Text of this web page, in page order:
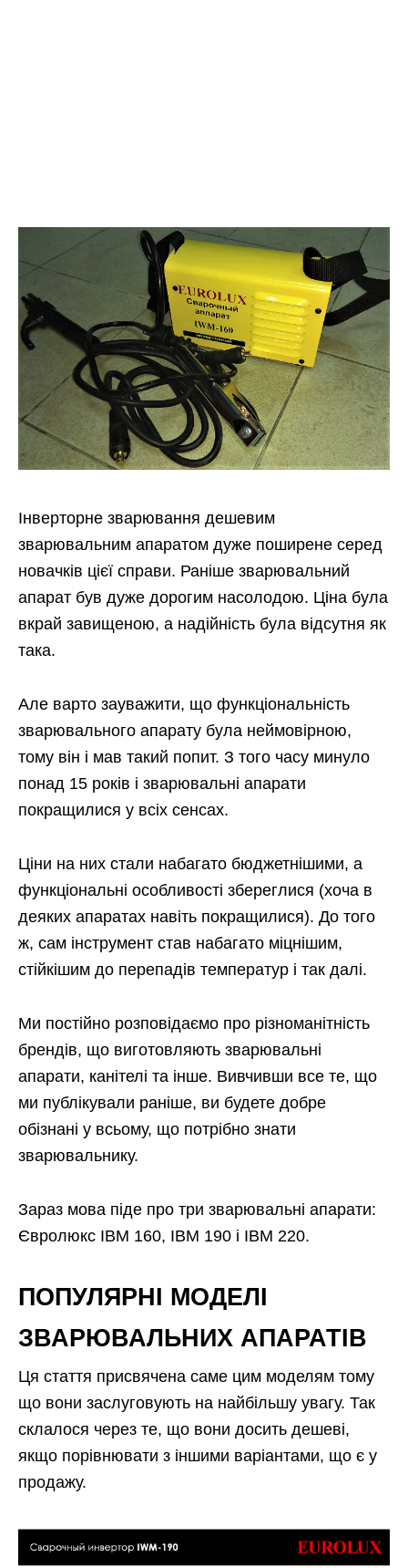
Інверторне зварювання дешевим
зварювальним апаратом дуже поширене серед
новачків цієї справи. Раніше зварювальний
апарат був дуже дорогим насолодою. Ціна була
вкрай завищеною, а надійність була відсутня як
така.
Але варто зауважити, що функціональність
зварювального апарату була неймовірною,
тому він і мав такий попит. З того часу минуло
понад 15 років і зварювальні апарати
покращилися у всіх сенсах.
Ціни на них стали набагато бюджетнішими, а
функціональні особливості збереглися (хоча в
деяких апаратах навіть покращилися). До того
ж, сам інструмент став набагато міцнішим,
стійкішим до перепадів температур і так далі.
Ми постійно розповідаємо про різноманітність
брендів, що виготовляють зварювальні
апарати, канітелі та інше. Вивчивши все те, що
ми публікували раніше, ви будете добре
обізнані у всьому, що потрібно знати
зварювальнику.
Зараз мова піде про три зварювальні апарати:
Євролюкс ІВМ 160, ІВМ 190 і ІВМ 220.
ПОПУЛЯРНІ МОДЕЛІ
ЗВАРЮВАЛЬНИХ АПАРАТІВ
Ця стаття присвячена саме цим моделям тому
що вони заслуговують на найбільшу увагу. Так
склалося через те, що вони досить дешеві,
якщо порівнювати з іншими варіантами, що є у
продажу.